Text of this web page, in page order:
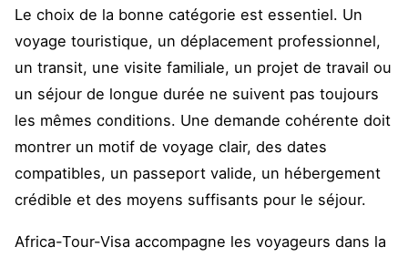
Le choix de la bonne catégorie est essentiel. Un
voyage touristique, un déplacement professionnel,
un transit, une visite familiale, un projet de travail ou
un séjour de longue durée ne suivent pas toujours
les mêmes conditions. Une demande cohérente doit
montrer un motif de voyage clair, des dates
compatibles, un passeport valide, un hébergement
crédible et des moyens suffisants pour le séjour.
Africa-Tour-Visa accompagne les voyageurs dans la